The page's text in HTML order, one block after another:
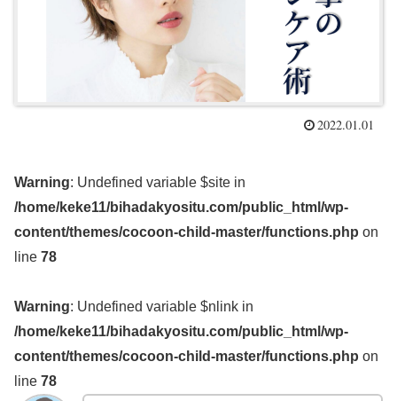
2022.01.01
Warning: Undefined variable $site in
/home/keke11/bihadakyositu.com/public_html/wp-
content/themes/cocoon-child-master/functions.php on
line 78
Warning: Undefined variable $nlink in
/home/keke11/bihadakyositu.com/public_html/wp-
content/themes/cocoon-child-master/functions.php on
line 78